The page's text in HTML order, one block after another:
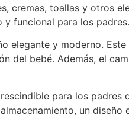
cremas, toallas y otros
y funcional para los padres.
elegante y moderno.
del bebé. Además, el
para los
un